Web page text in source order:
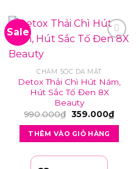
Sale
CHĂM SÓC DA MẶT
Detox Thải Chì Hút Nám,
Hút Sắc Tố Đen 8X
Beauty
990.000₫ Giá
là:
990.000₫.
359.000₫Giá
hiện
THÊM VÀO GIỎ HÀNG